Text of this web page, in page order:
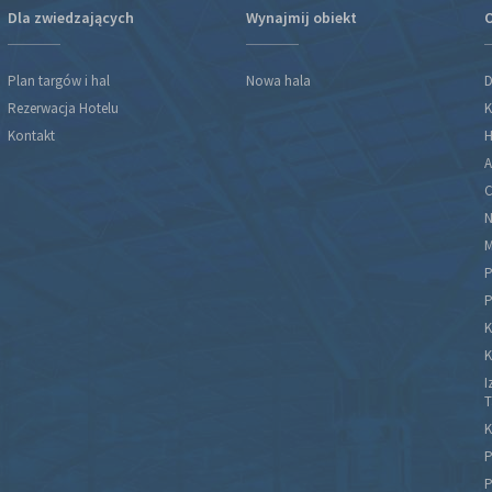
Dla zwiedzających
Plan targów i hal
Rezerwacja Hotelu
Kontakt
Wynajmij obiekt
Nowa hala